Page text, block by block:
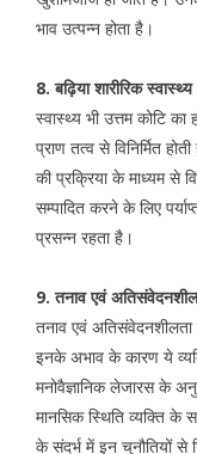
भाव उत्पन्न होता है।
8. बढ़िया शारीरिक
स्वास्थ्य भी उत्तम कोटि
प्राण तत्व से विनिर्मित
की प्रक्रिया के माध्यम से
सम्पादित करने के लिए
प्रसन्न रहता है।
9. तनाव एवं
तनाव एवं
इनके अभाव के कारण ये
मनोवैज्ञानिक लेजारस के
मानसिक स्थिति व्यक्ति के
के संदर्भ में इन चुनौतियों से